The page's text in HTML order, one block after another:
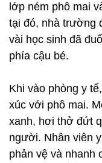
lớp ném phô mai
tại đó, nhà trường
vài học sinh đã
phía cậu bé.
Khi vào phòng y
xúc với phô mai.
xanh, hơi thở đứt
người. Nhân viên
phản vệ và nhanh